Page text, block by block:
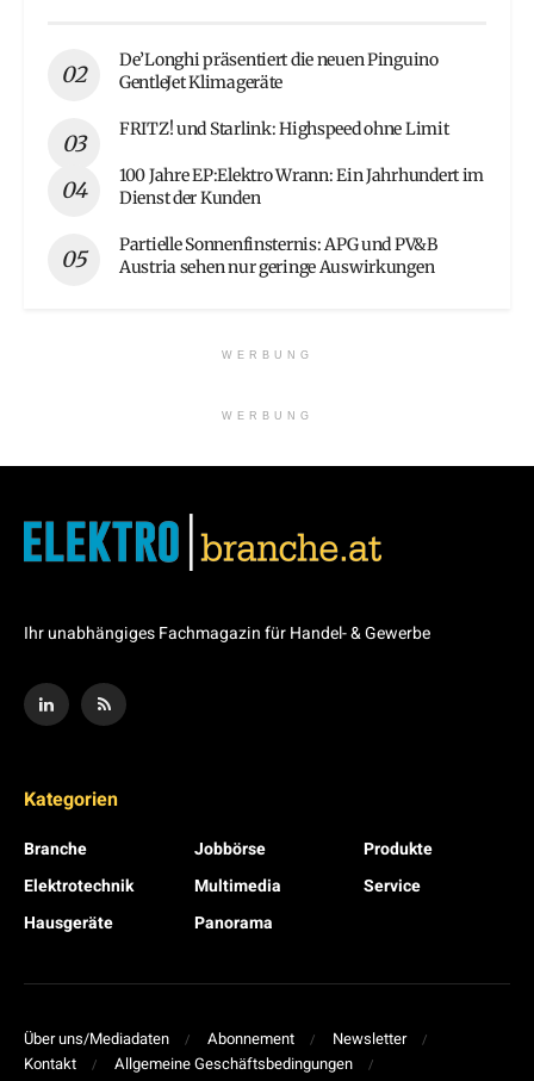
De’Longhi präsentiert die neuen Pinguino
GentleJet Klimageräte
FRITZ! und Starlink: Highspeed ohne Limit
100 Jahre EP:Elektro Wrann: Ein Jahrhundert im
Dienst der Kunden
Partielle Sonnenfinsternis: APG und PV&B
Austria sehen nur geringe Auswirkungen
WERBUNG
WERBUNG
Ihr unabhängiges Fachmagazin für Handel- & Gewerbe
Kategorien
Branche
Elektrotechnik
Hausgeräte
Jobbörse
Multimedia
Panorama
Produkte
Service
Über uns/Mediadaten Abonnement
Newsletter
Kontakt
Allgemeine Geschäftsbedingungen